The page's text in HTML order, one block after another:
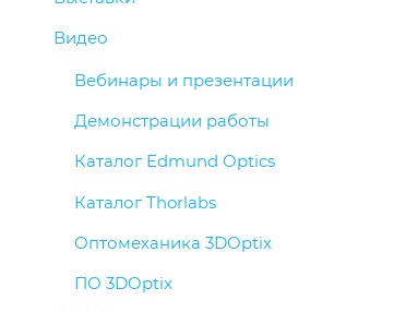
Видео
Вебинары и презентации
Демонстрации работы
Каталог Edmund Optics
Каталог Thorlabs
Оптомеханика 3DOptix
ПО 3DOptix